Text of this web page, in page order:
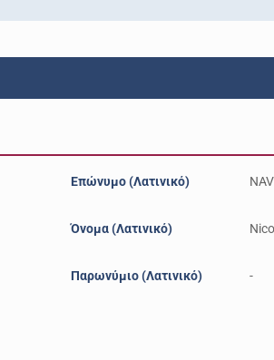
Επώνυμο (Λατινικό)
Όνομα (Λατινικό)
Παρωνύμιο (Λατινικό) -